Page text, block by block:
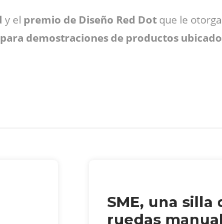
y el premio de Diseño Red Dot que le
demostraciones de productos
SME, una silla
ruedas